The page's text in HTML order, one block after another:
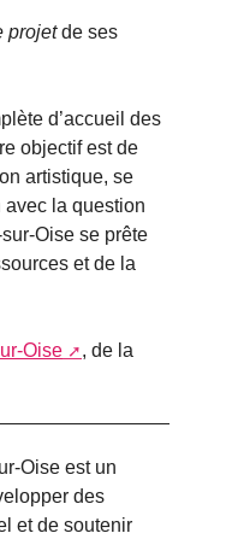
projetde ses
d’accueil des
objectif est de
artistique, se
avec la question
Oise se prête
et de la
Oise
, de la
Oise est un
des
et de soutenir